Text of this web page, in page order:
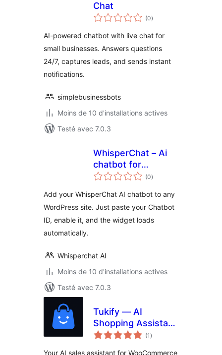
Chat
(0notes
en
)
AI-powered chatbot with live chat for
small businesses. Answers questions
24/7, captures leads, and sends instant
notifications.
simplebusinessbots
Moins de 10 d'installations actives
Testé avec 7.0.3
WhisperChat – Ai
chatbot for
WordPress
(0notes
en
)
Add your WhisperChat AI chatbot to any
WordPress site. Just paste your Chatbot
ID, enable it, and the widget loads
automatically.
Whisperchat AI
Moins de 10 d'installations actives
Testé avec 7.0.3
Tukify — AI
Shopping Assistant
for WooCommerce
(1 notes
en
)
Your AI sales assistant for WooCommerce